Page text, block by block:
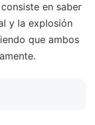
en saber
y la explosión
que ambos